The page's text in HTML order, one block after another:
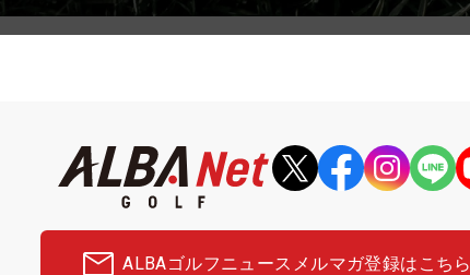
ALBAゴルフニュース メルマガ登録はこちら